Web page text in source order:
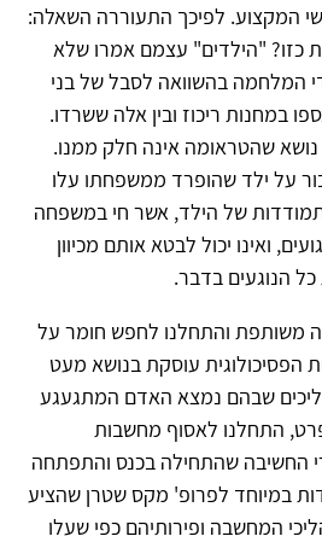
המקצוע. לפיכך התעוררה השאלה:
כזו? "הילדים" עצמם אמרו שלא
המלחמה בהשוואה לסבל של בני
במחנות ריכוז ובין אלה ששרדו.
נושא שהטראומה אינה חלק ממנו.
על ילד שהופרד ממשפחתו עלו
של הילד, אשר חי במשפחה
ואינו יכול לבטא אותם מכיוון
כל הנוגעים בדבר.
משותפת והתחלנו לחפש חומר על
הפסיכולוגית עוסקת בנושא מעט
שבהם נמצא האדם המתגעגע
התחלנו לאסוף מחשבות
החשיבה שהתחילה בכנס והתפתחה
במיוחד לפרופ' מקס שטרן שהציע
המחשבה ופירותיהם כפי שעלו